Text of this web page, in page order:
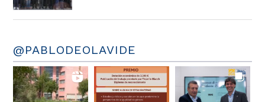
@PABLODEOLAVIDE